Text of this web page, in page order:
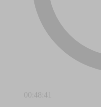
00:48:41